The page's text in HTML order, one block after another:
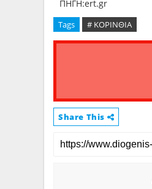
ΠΗΓΗ:ert.gr
Tags # ΚΟΡΙΝΘΙΑ
Share This